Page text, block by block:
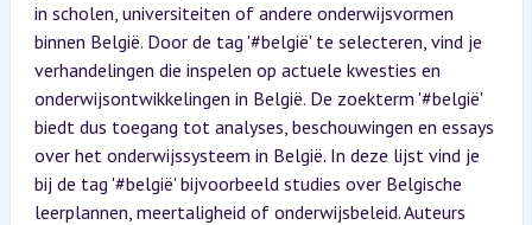
in scholen, universiteiten of andere onderwijsvormen
binnen België. Door de tag '#belgië' te selecteren, vind je
verhandelingen die inspelen op actuele kwesties en
onderwijsontwikkelingen in België. De zoekterm '#belgië'
biedt dus toegang tot analyses, beschouwingen en essays
over het onderwijssysteem in België. In deze lijst vind je
bij de tag '#belgië' bijvoorbeeld studies over Belgische
leerplannen, meertaligheid of onderwijsbeleid. Auteurs